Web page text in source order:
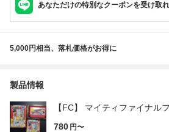
あなただけの特別なクーポンを受け取
5,000円相当、落札価格がお得に
製品情報
【FC】 マイティファイナル
780 円〜